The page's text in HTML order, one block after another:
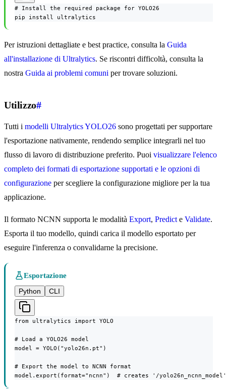
# Install the required package for YOLO26
pip install ultralytics
Per istruzioni dettagliate e best practice, consulta la Guida
all'installazione di Ultralytics. Se riscontri difficoltà, consulta la
nostra Guida ai problemi comuni per trovare soluzioni.
Utilizzo#
Tutti i modelli Ultralytics YOLO26 sono progettati per supportare
l'esportazione nativamente, rendendo semplice integrarli nel tuo
flusso di lavoro di distribuzione preferito. Puoi visualizzare l'elenco
completo dei formati di esportazione supportati e le opzioni di
configurazione per scegliere la configurazione migliore per la tua
applicazione.
Il formato NCNN supporta le modalità Export, Predict e Validate.
Esporta il tuo modello, quindi carica il modello esportato per
eseguire l'inferenza o convalidarne la precisione.
Esportazione
Python
CLI
from ultralytics import YOLO
# Load a YOLO26 model
model = YOLO("yolo26n.pt")
# Export the model to NCNN format
model.export(format="ncnn")  # creates '/yolo26n_ncnn_model'